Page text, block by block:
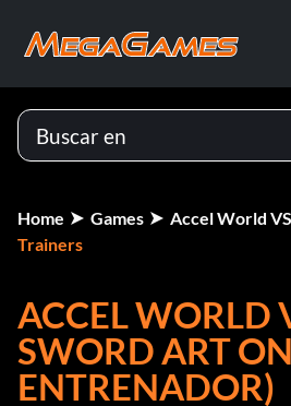
Home Games
Accel World
Trainers
ACCEL WORLD
SWORD ART
ENTRENADOR)